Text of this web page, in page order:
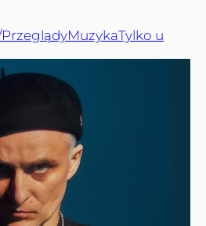
MuzykaTylko u